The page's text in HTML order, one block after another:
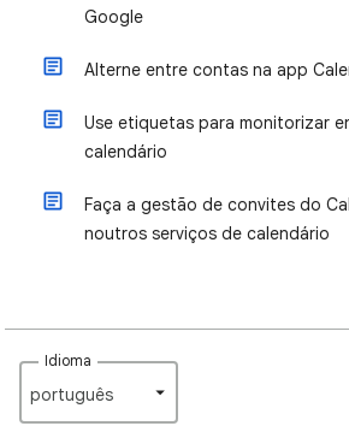
Google
Alterne entre contas na app
Use etiquetas para monitorizar
calendário
Faça a gestão de convites do
noutros serviços de calendário
Idioma
português‎